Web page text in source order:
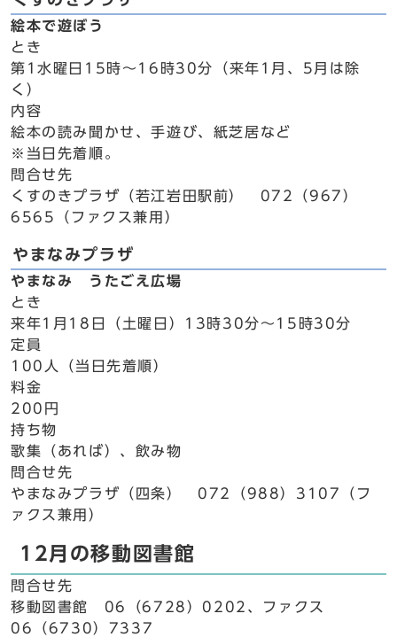
絵本で遊ぼう
とき
第1水曜日15時～16時30分（来年1月、5月は除
く）
内容
絵本の読み聞かせ、手遊び、紙芝居など
※当日先着順。
問合せ先
くすのきプラザ（若江岩田駅前） 072（967）
6565（ファクス兼用）
やまなみプラザ
やまなみ うたごえ広場
とき
来年1月18日（土曜日）13時30分～15時30分
定員
100人（当日先着順）
料金
200円
持ち物
歌集（あれば）、飲み物
問合せ先
やまなみプラザ（四条） 072（988）3107（フ
ァクス兼用）
12月の移動図書館
問合せ先
移動図書館 06（6728）0202、ファクス
06（6730）7337